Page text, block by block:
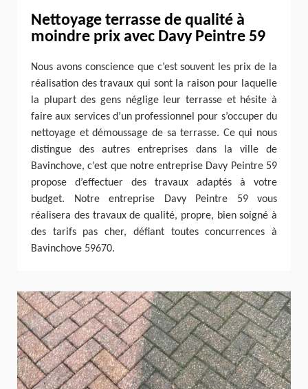
Nettoyage terrasse de qualité à
moindre prix avec Davy Peintre 59
Nous avons conscience que c’est souvent les prix de la
réalisation des travaux qui sont la raison pour laquelle
la plupart des gens néglige leur terrasse et hésite à
faire aux services d’un professionnel pour s’occuper du
nettoyage et démoussage de sa terrasse. Ce qui nous
distingue des autres entreprises dans la ville de
Bavinchove, c’est que notre entreprise Davy Peintre 59
propose d’effectuer des travaux adaptés à votre
budget. Notre entreprise Davy Peintre 59 vous
réalisera des travaux de qualité, propre, bien soigné à
des tarifs pas cher, défiant toutes concurrences à
Bavinchove 59670.